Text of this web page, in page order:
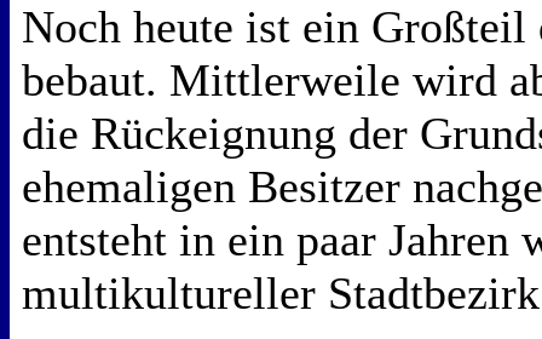
Noch heute ist ein Großteil
bebaut. Mittlerweile wird
die Rückeignung der
ehemaligen Besitzer
entsteht in ein paar Jahren
multikultureller